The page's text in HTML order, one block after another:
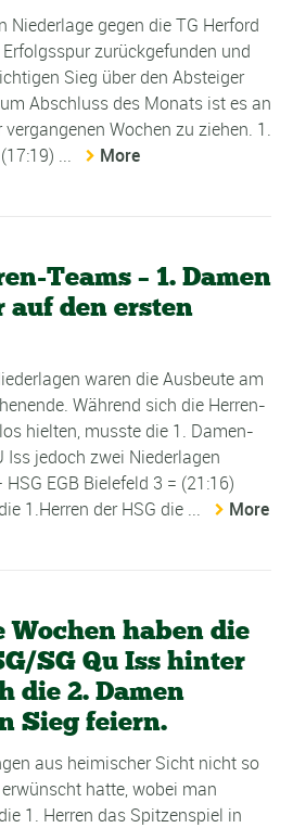
Niederlage gegen die TG Herford
zurückgefunden und
Sieg über den Absteiger
Abschluss des Monats ist es an
Wochen zu ziehen. 1.
...
More
Teams – 1. Damen
den ersten
waren die Ausbeute am
Während sich die Herren-
hielten, musste die 1. Damen-
Iss jedoch zwei Niederlagen
EGB Bielefeld 3 = (21:16)
1.Herren der HSG die ...
More
Wochen haben die
SG Qu Iss hinter
die 2. Damen
Sieg feiern.
aus heimischer Sicht nicht so
hatte, wobei man
1. Herren das Spitzenspiel in